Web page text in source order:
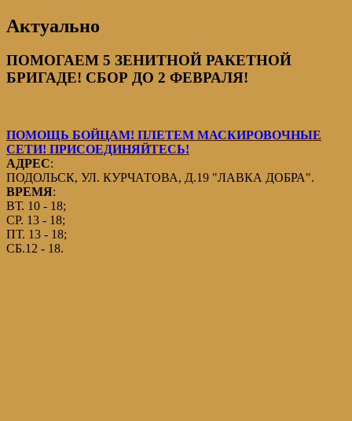
Актуально
ПОМОГАЕМ 5 ЗЕНИТНОЙ РАКЕТНОЙ
БРИГАДЕ! СБОР ДО 2 ФЕВРАЛЯ!
ПОМОЩЬ БОЙЦАМ! ПЛЕТЕМ МАСКИРОВОЧНЫЕ
СЕТИ! ПРИСОЕДИНЯЙТЕСЬ!
АДРЕС:
ПОДОЛЬСК, УЛ. КУРЧАТОВА, Д.19 "ЛАВКА ДОБРА".
ВРЕМЯ:
ВТ. 10 - 18;
СР. 13 - 18;
ПТ. 13 - 18;
СБ.12 - 18.